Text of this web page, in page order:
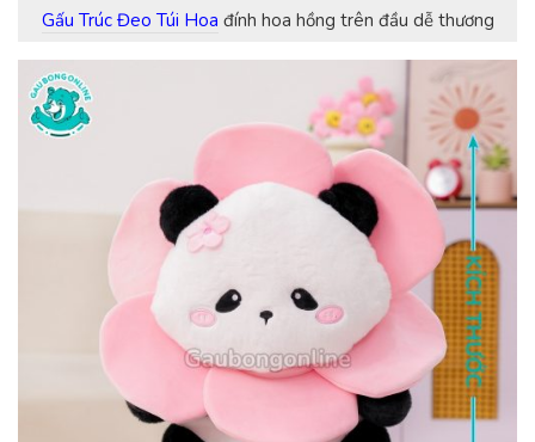
Gấu Trúc Đeo Túi Hoa đính hoa hồng trên đầu dễ thương